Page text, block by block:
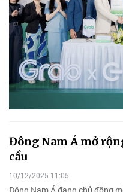
Đông Nam Á mở
cầu
10/12/2025 11:05